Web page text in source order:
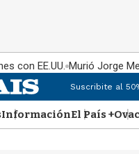
con EE.UU. Murió Jorge
Suscribite al
InformaciónEl País +